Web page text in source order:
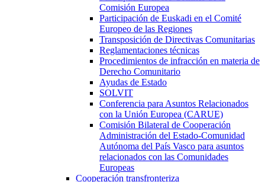
Comisión Europea
Participación de Euskadi en el Comité
Europeo de las Regiones
Transposición de Directivas Comunitarias
Reglamentaciones técnicas
Procedimientos de infracción en materia de
Derecho Comunitario
Ayudas de Estado
SOLVIT
Conferencia para Asuntos Relacionados
con la Unión Europea (CARUE)
Comisión Bilateral de Cooperación
Administración del Estado-Comunidad
Autónoma del País Vasco para asuntos
relacionados con las Comunidades
Europeas
Cooperación transfronteriza